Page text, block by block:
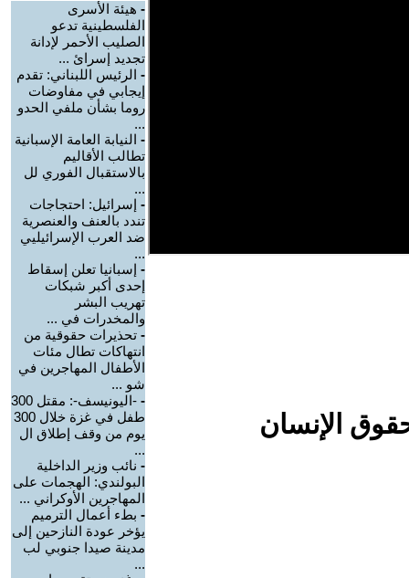
الإنسان
- هيئة الأسرى
الفلسطينية تدعو
الصليب الأحمر لإدانة
تجديد إسرائ ...
- الرئيس اللبناني: تقدم
إيجابي في مفاوضات
روما بشأن ملفي الحدو
...
- النيابة العامة الإسبانية
تطالب الأقاليم
بالاستقبال الفوري لل
...
- إسرائيل: احتجاجات
تندد بالعنف والعنصرية
ضد العرب الإسرائيليي
...
- إسبانيا تعلن إسقاط
إحدى أكبر شبكات
تهريب البشر
والمخدرات في ...
- تحذيرات حقوقية من
انتهاكات تطال مئات
الأطفال المهاجرين في
شو ...
-
-اليونيسف-: مقتل 300
طفل في غزة خلال 300
يوم من وقف إطلاق ال
...
- نائب وزير الداخلية
البولندي: الهجمات على
المهاجرين الأوكراني ...
- بطء أعمال الترميم
يؤخر عودة النازحين إلى
مدينة صيدا جنوبي لب
...